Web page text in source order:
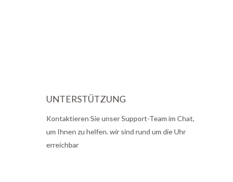
UNTERSTÜTZUNG
Kontaktieren Sie unser Support-Team im Chat,
um Ihnen zu helfen. wir sind rund um die Uhr
erreichbar